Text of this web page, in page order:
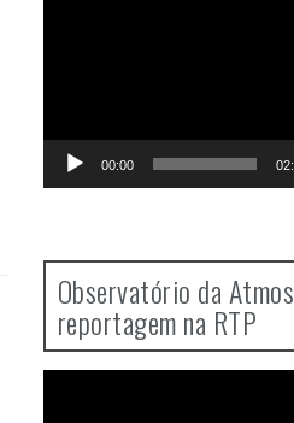
00:00
Observatório da
reportagem na RTP